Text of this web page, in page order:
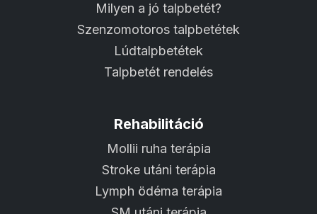
Milyen a jó talpbetét?
Szenzomotoros talpbetétek
Lúdtalpbetétek
Talpbetét rendelés
Rehabilitáció
Mollii ruha terápia
Stroke utáni terápia
Lymph ödéma terápia